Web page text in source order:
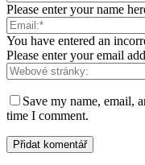
Please enter your name
You have entered an
Please enter your email
Save my name, email,
time I comment.